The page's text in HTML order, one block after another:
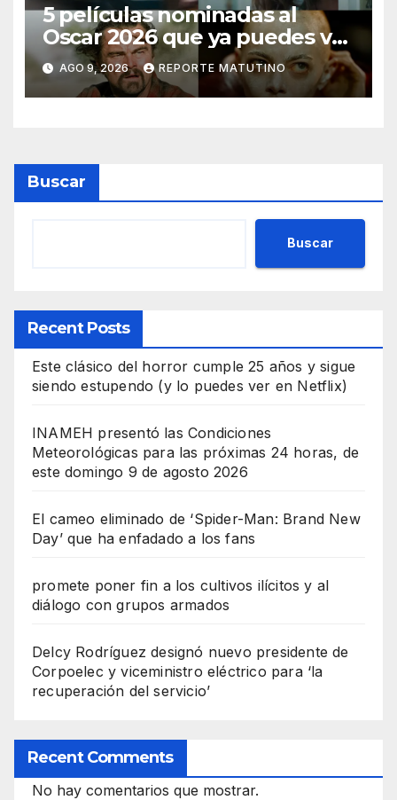
5 películas nominadas al
Oscar 2026 que ya puedes ver
en streaming
AGO 9, 2026 REPORTE MATUTINO
Buscar
Buscar
Recent Posts
Este clásico del horror cumple 25 años y sigue
siendo estupendo (y lo puedes ver en Netflix)
INAMEH presentó las Condiciones
Meteorológicas para las próximas 24 horas, de
este domingo 9 de agosto 2026
El cameo eliminado de ‘Spider-Man: Brand New
Day’ que ha enfadado a los fans
promete poner fin a los cultivos ilícitos y al
diálogo con grupos armados
Delcy Rodríguez designó nuevo presidente de
Corpoelec y viceministro eléctrico para ‘la
recuperación del servicio’
Recent Comments
No hay comentarios que mostrar.